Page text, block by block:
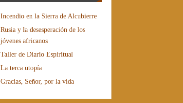
Incendio en la Sierra de Alcubierre
Rusia y la desesperación de los
jóvenes africanos
Taller de Diario Espiritual
La terca utopía
Gracias, Señor, por la vida